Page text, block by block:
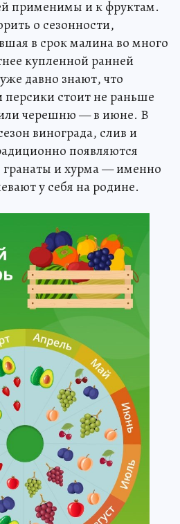
применимы и к фруктам.
о сезонности,
в срок малина во много
купленной ранней
давно знают, что
персики стоит не раньше
или черешню — в июне. В
винограда, слив и
появляются
и хурма — именно
у себя на родине.